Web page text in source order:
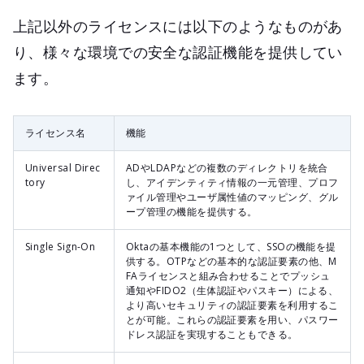
上記以外のライセンスには以下のようなものがあ
り、様々な環境での安全な認証機能を提供してい
ます。
ライセンス名 機能
Universal Direc
tory
ADやLDAPなどの複数のディレクトリを統合
し、アイデンティティ情報の一元管理、プロフ
ァイル管理やユーザ属性値のマッピング、グル
ープ管理の機能を提供する。
Single Sign-On
Oktaの基本機能の1つとして、SSOの機能を提
供する。OTPなどの基本的な認証要素の他、M
FAライセンスと組み合わせることでプッシュ
通知やFIDO2（生体認証やパスキー）による、
より高いセキュリティの認証要素を利用するこ
とが可能。これらの認証要素を用い、パスワー
ドレス認証を実現することもできる。